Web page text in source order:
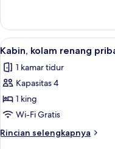
Kukulcan
with
Terrace)
Kabin
Premier,
kolam
pribadi
(Jungle
Kukulcan
with
Lihat
semua
foto
untuk
Kabin,
kolam
renang
pribadi
13
Kabin, kolam renang
1 kamar tidur
Kapasitas 4
1 king
Wi-Fi Gratis
Rincian selengkapnya
Rincian